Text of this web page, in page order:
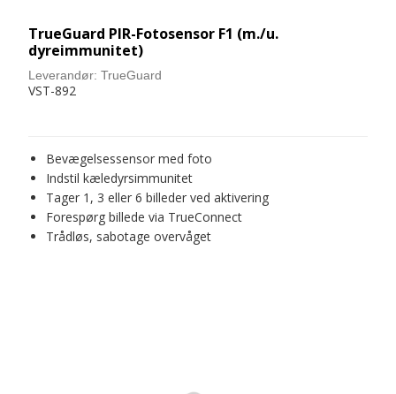
TrueGuard PIR-Fotosensor F1 (m./u.
dyreimmunitet)
Leverandør: TrueGuard
VST-892
Bevægelsessensor med foto
Indstil kæledyrsimmunitet
Tager 1, 3 eller 6 billeder ved aktivering
Forespørg billede via TrueConnect
Trådløs, sabotage overvåget